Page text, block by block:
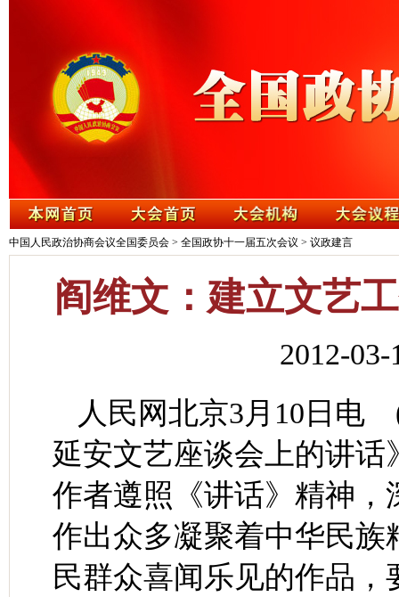
中国人民政治协商会议全国委员会 > 全国政协十一届五次会议 > 议政建言
阎维文：建立文艺
2012-
人民网北京3月10日电
延安文艺座谈会上的讲话
作者遵照《讲话》精神
作出众多凝聚着中华民
民群众喜闻乐见的作品